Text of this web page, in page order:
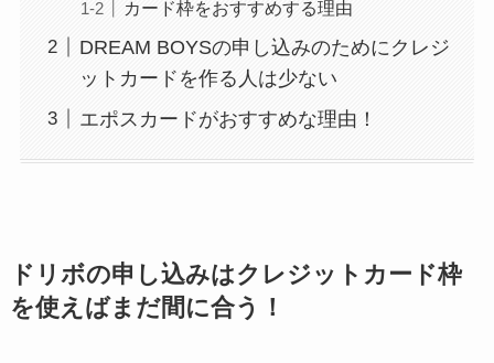
カード枠をおすすめする理由
DREAM BOYSの申し込みのためにクレジ
ットカードを作る人は少ない
エポスカードがおすすめな理由！
ドリボの申し込みはクレジットカード枠
を使えばまだ間に合う！